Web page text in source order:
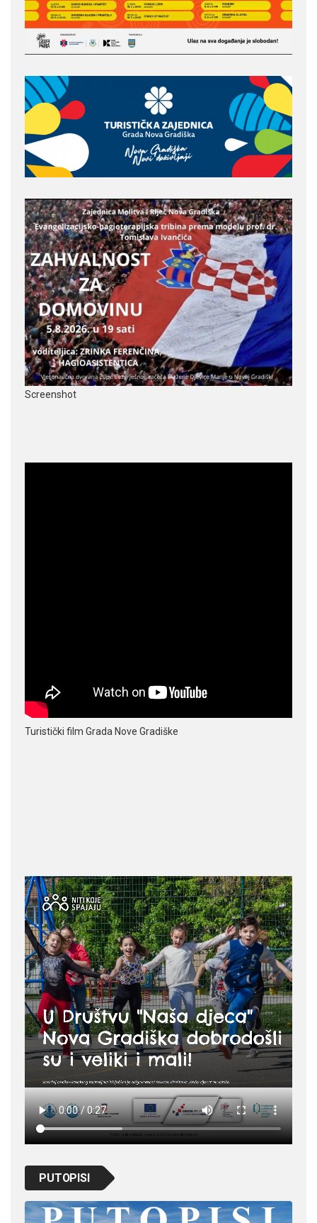
Screenshot
Turistički film Grada Nove Gradiške
PUTOPISI